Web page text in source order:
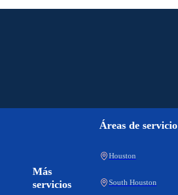
Más
servicios
Áreas de servicio
Houston
South Houston